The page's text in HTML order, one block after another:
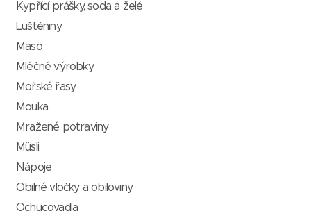
Kypřící prášky, soda a želé
Luštěniny
Maso
Mléčné výrobky
Mořské řasy
Mouka
Mražené potraviny
Müsli
Nápoje
Obilné vločky a obiloviny
Ochucovadla